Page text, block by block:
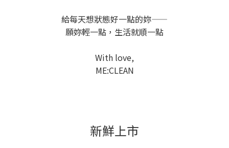
給每天想狀態好一點的妳——
願妳輕一點，生活就順一點
With love,
ME:CLEAN
新鮮上市